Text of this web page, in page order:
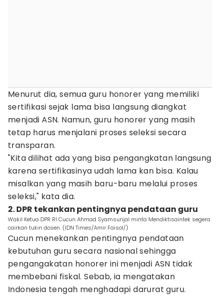
Menurut dia, semua guru honorer yang memiliki
sertifikasi sejak lama bisa langsung diangkat
menjadi ASN. Namun, guru honorer yang masih
tetap harus menjalani proses seleksi secara
transparan.
"Kita dilihat ada yang bisa pengangkatan langsung
karena sertifikasinya udah lama kan bisa. Kalau
misalkan yang masih baru-baru melalui proses
seleksi," kata dia.
2. DPR tekankan pentingnya pendataan guru
Wakil Ketua DPR RI Cucun Ahmad Syamsurijal minta Mendiktisaintek segera
cairkan tukin dosen. (IDN Times/Amir Faisol/)
Cucun menekankan pentingnya pendataan
kebutuhan guru secara nasional sehingga
pengangakatan honorer ini menjadi ASN tidak
membebani fiskal. Sebab, ia mengatakan
Indonesia tengah menghadapi darurat guru.